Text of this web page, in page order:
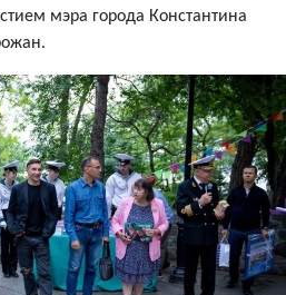
мэра города Константина